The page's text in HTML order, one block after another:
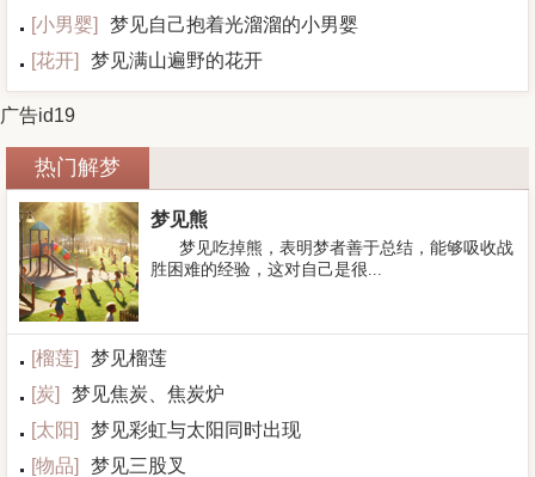
[小男婴]
梦见自己抱着光溜溜的小男婴
[花开] 梦见满山遍野的花开
广告id19
热门解梦
梦见熊
梦见吃掉熊，表明梦者善于总结，能够吸收战
胜困难的经验，这对自己是很...
[榴莲]
梦见榴莲
[炭]
梦见焦炭、焦炭炉
[太阳]
梦见彩虹与太阳同时出现
[物品]
梦见三股叉